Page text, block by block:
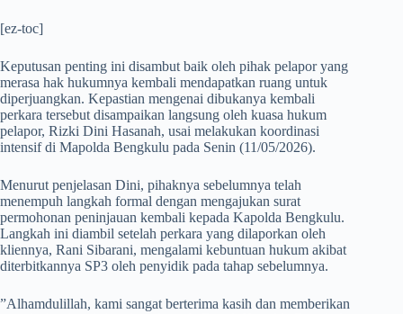
[ez-toc]
​Keputusan penting ini disambut baik oleh pihak pelapor yang
merasa hak hukumnya kembali mendapatkan ruang untuk
diperjuangkan. Kepastian mengenai dibukanya kembali
perkara tersebut disampaikan langsung oleh kuasa hukum
pelapor, Rizki Dini Hasanah, usai melakukan koordinasi
intensif di Mapolda Bengkulu pada Senin (11/05/2026).
​Menurut penjelasan Dini, pihaknya sebelumnya telah
menempuh langkah formal dengan mengajukan surat
permohonan peninjauan kembali kepada Kapolda Bengkulu.
Langkah ini diambil setelah perkara yang dilaporkan oleh
kliennya, Rani Sibarani, mengalami kebuntuan hukum akibat
diterbitkannya SP3 oleh penyidik pada tahap sebelumnya.
​”Alhamdulillah, kami sangat berterima kasih dan memberikan